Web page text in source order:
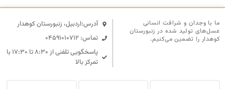
آدرس:اردبیل، زنبورستان کوهدار
تماس: 04591010712
پاسخگویی تلفنی از ۸:۳۰ تا ۱۷:۳۰ با
تمرکز بالا
ما با وجدان و شرافت انسانی
عسل‌های تولید شده در زنبورستان
کوهدار را تضمین می‌کنیم.